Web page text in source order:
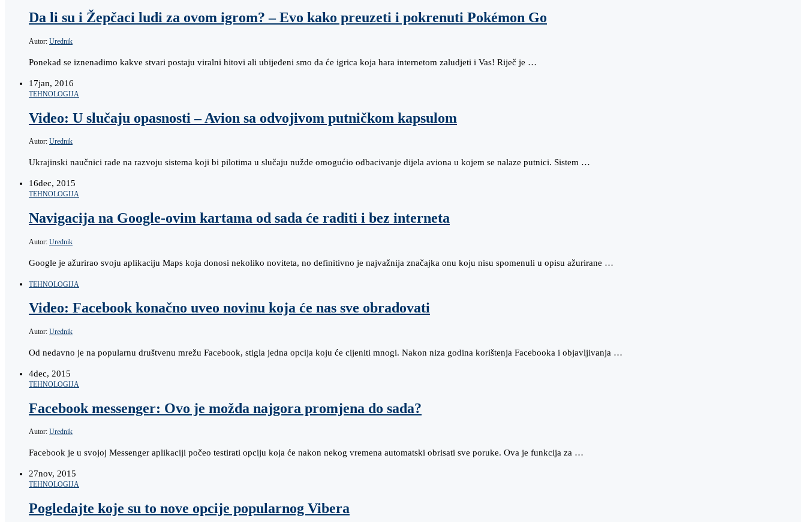
Da li su i Žepčaci ludi za ovom igrom? – Evo kako preuzeti i pokrenuti Pokémon Go
Autor: Urednik
Ponekad se iznenadimo kakve stvari postaju viralni hitovi ali ubijeđeni smo da će igrica koja hara internetom zaludjeti i Vas! Riječ je …
17jan, 2016
TEHNOLOGIJA
Video: U slučaju opasnosti – Avion sa odvojivom putničkom kapsulom
Autor: Urednik
Ukrajinski naučnici rade na razvoju sistema koji bi pilotima u slučaju nužde omogućio odbacivanje dijela aviona u kojem se nalaze putnici. Sistem …
16dec, 2015
TEHNOLOGIJA
Navigacija na Google-ovim kartama od sada će raditi i bez interneta
Autor: Urednik
Google je ažurirao svoju aplikaciju Maps koja donosi nekoliko noviteta, no definitivno je najvažnija značajka onu koju nisu spomenuli u opisu ažurirane …
TEHNOLOGIJA
Video: Facebook konačno uveo novinu koja će nas sve obradovati
Autor: Urednik
Od nedavno je na popularnu društvenu mrežu Facebook, stigla jedna opcija koju će cijeniti mnogi. Nakon niza godina korištenja Facebooka i objavljivanja …
4dec, 2015
TEHNOLOGIJA
Facebook messenger: Ovo je možda najgora promjena do sada?
Autor: Urednik
Facebook je u svojoj Messenger aplikaciji počeo testirati opciju koja će nakon nekog vremena automatski obrisati sve poruke. Ova je funkcija za …
27nov, 2015
TEHNOLOGIJA
Pogledajte koje su to nove opcije popularnog Vibera